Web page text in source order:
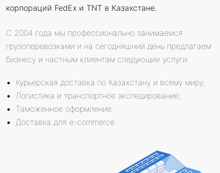
корпораций FedEx и TNT в Казахстане.
С 2004 года мы профессионально занимаемся
грузоперевозками и на сегодняшний день предлагаем
бизнесу и частным клиентам следующие услуги:
Курьерская доставка по Казахстану и всему миру;
Логистика и транспортное экспедирование;
Таможенное оформление.
Доставка для e-commerce